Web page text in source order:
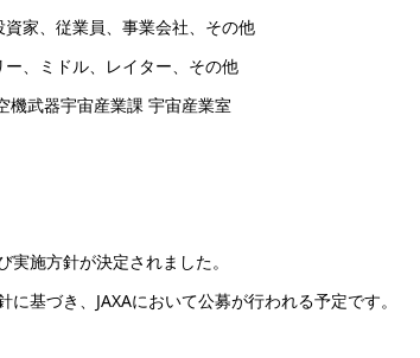
家、従業員、事業会社、その他
、ミドル、レイター、その他
機武器宇宙産業課 宇宙産業室
施方針が決定されました。
基づき、JAXAにおいて公募が行われる予定です。